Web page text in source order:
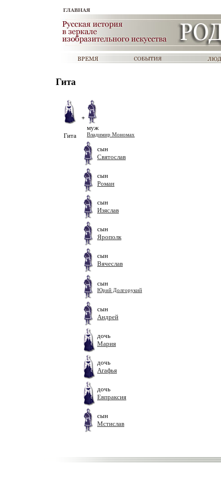
Гита
Гита
+
муж
Владимир Мономах
сын
Святослав
сын
Роман
сын
Изяслав
сын
Ярополк
сын
Вячеслав
сын
Юрий Долгорукий
сын
Андрей
дочь
Мария
дочь
Агафья
дочь
Евпраксия
сын
Мстислав